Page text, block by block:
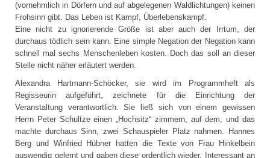
(vornehmlich in Dörfern und auf abgelegenen Waldlichtungen) keinen
Frohsinn gibt. Das Leben ist Kampf, Überlebenskampf.
Eine nicht zu ignorierende Größe ist aber auch der Irrtum, der
durchaus tödlich sein kann. Eine simple Negation der Negation kann
schnell mal sechs Menschenleben kosten. Doch das soll an dieser
Stelle nicht näher erläutert werden.
Alexandra Hartmann-Schöcker, sie wird im Programmheft als
Regisseurin aufgeführt, zeichnete für die Einrichtung der
Veranstaltung verantwortlich. Sie ließ sich von einem gewissen
Herrn Peter Schultze einen „Hochsitz“ zimmern, auf dem, und das
machte durchaus Sinn, zwei Schauspieler Platz nahmen. Hannes
Berg und Winfried Hübner hatten die Texte von Frau Hinkelbein
auswendig gelernt und gaben diese ordentlich wieder. Interessant an